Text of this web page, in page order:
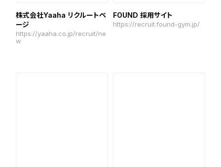
株式会社Yaaha リクルートペ
ージ
https://yaaha.co.jp/recruit/ne
w
FOUND 採用サイト
https://recruit.found-gym.jp/